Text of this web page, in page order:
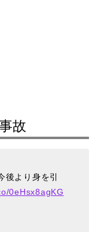
故
後より身を引
0eHsx8agKG